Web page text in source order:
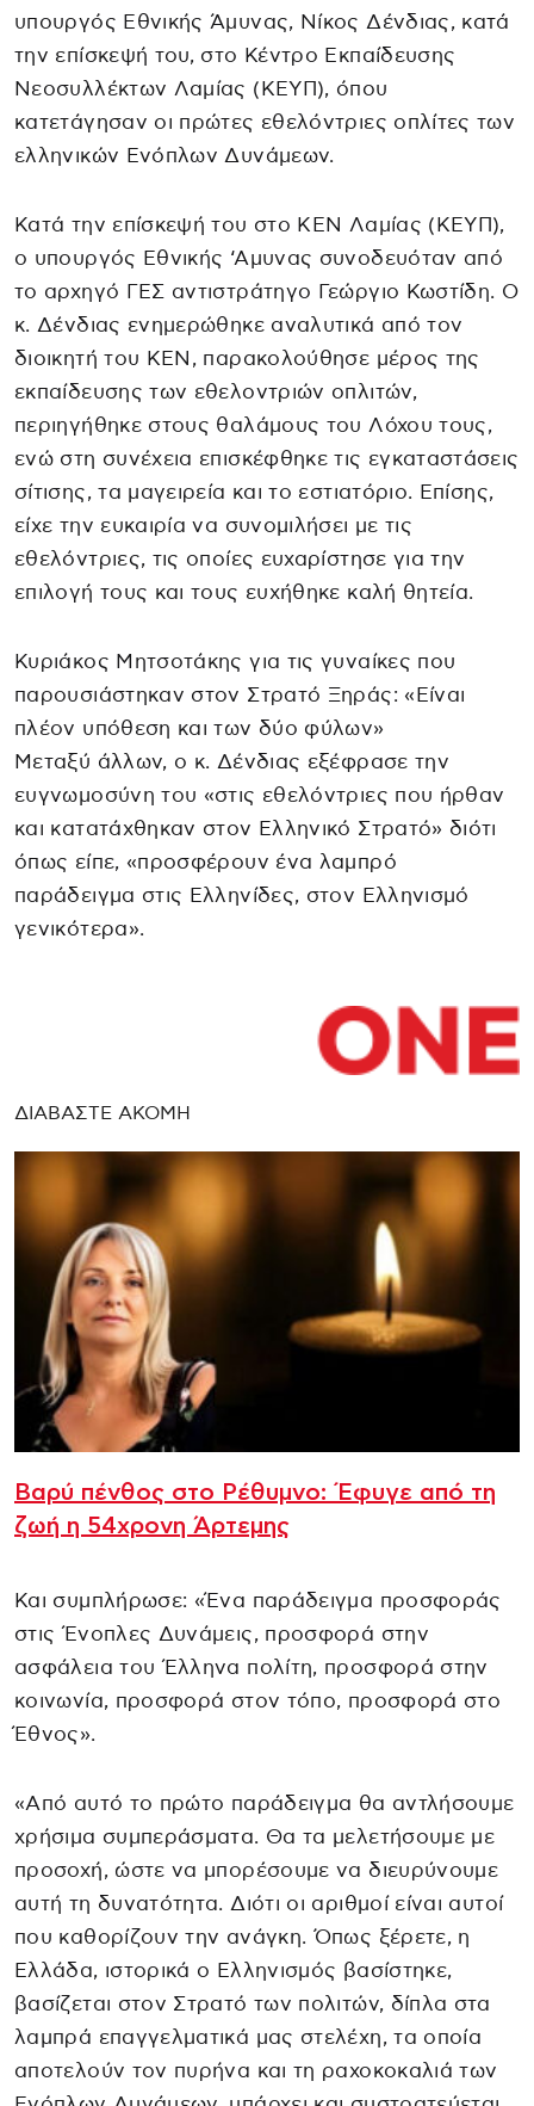
υπουργός Εθνικής Άμυνας, Νίκος Δένδιας, κατά
την επίσκεψή του, στο Κέντρο Εκπαίδευσης
Νεοσυλλέκτων Λαμίας (ΚΕΥΠ), όπου
κατετάγησαν οι πρώτες εθελόντριες οπλίτες των
ελληνικών Ενόπλων Δυνάμεων.
Κατά την επίσκεψή του στο ΚΕΝ Λαμίας (ΚΕΥΠ),
ο υπουργός Εθνικής ‘Αμυνας συνοδευόταν από
το αρχηγό ΓΕΣ αντιστράτηγο Γεώργιο Κωστίδη. Ο
κ. Δένδιας ενημερώθηκε αναλυτικά από τον
διοικητή του ΚΕΝ, παρακολούθησε μέρος της
εκπαίδευσης των εθελοντριών οπλιτών,
περιηγήθηκε στους θαλάμους του Λόχου τους,
ενώ στη συνέχεια επισκέφθηκε τις εγκαταστάσεις
σίτισης, τα μαγειρεία και το εστιατόριο. Επίσης,
είχε την ευκαιρία να συνομιλήσει με τις
εθελόντριες, τις οποίες ευχαρίστησε για την
επιλογή τους και τους ευχήθηκε καλή θητεία.
Κυριάκος Μητσοτάκης για τις γυναίκες που
παρουσιάστηκαν στον Στρατό Ξηράς: «Είναι
πλέον υπόθεση και των δύο φύλων»
Μεταξύ άλλων, ο κ. Δένδιας εξέφρασε την
ευγνωμοσύνη του «στις εθελόντριες που ήρθαν
και κατατάχθηκαν στον Ελληνικό Στρατό» διότι
όπως είπε, «προσφέρουν ένα λαμπρό
παράδειγμα στις Ελληνίδες, στον Ελληνισμό
γενικότερα».
ΔΙΑΒΑΣΤΕ ΑΚΟΜΗ
Βαρύ πένθος στο Ρέθυμνο: Έφυγε από τη
ζωή η 54χρονη Άρτεμης
Και συμπλήρωσε: «Ένα παράδειγμα προσφοράς
στις Ένοπλες Δυνάμεις, προσφορά στην
ασφάλεια του Έλληνα πολίτη, προσφορά στην
κοινωνία, προσφορά στον τόπο, προσφορά στο
Έθνος».
«Από αυτό το πρώτο παράδειγμα θα αντλήσουμε
χρήσιμα συμπεράσματα. Θα τα μελετήσουμε με
προσοχή, ώστε να μπορέσουμε να διευρύνουμε
αυτή τη δυνατότητα. Διότι οι αριθμοί είναι αυτοί
που καθορίζουν την ανάγκη. Όπως ξέρετε, η
Ελλάδα, ιστορικά ο Ελληνισμός βασίστηκε,
βασίζεται στον Στρατό των πολιτών, δίπλα στα
λαμπρά επαγγελματικά μας στελέχη, τα οποία
αποτελούν τον πυρήνα και τη ραχοκοκαλιά των